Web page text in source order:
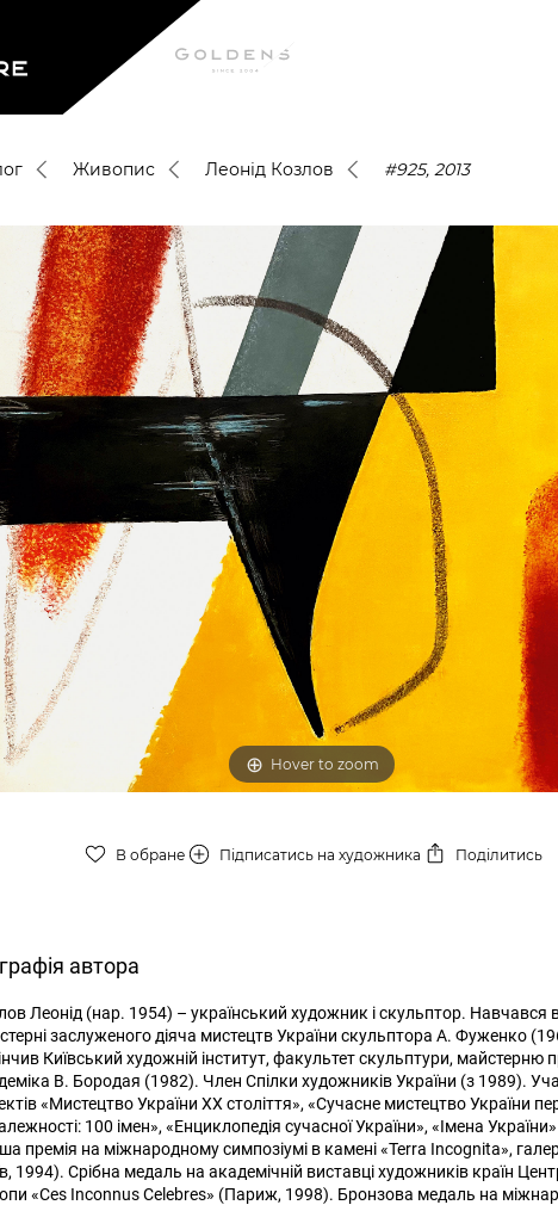
Живопис Леонід Козлов #925, 2013
Hover to zoom
В обране Підписатись на художника Поділитись
автора
Леонід (нар. 1954) – український художник і скульптор. Навчався
заслуженого діяча мистецтв України скульптора А. Фуженко
Київський художній інститут, факультет скульптури, майстерню
В. Бородая (1982). Член Спілки художників України (з 1989).
«Мистецтво України XX століття», «Сучасне мистецтво України
100 імен», «Енциклопедія сучасної України», «Імена
премія на міжнародному симпозіумі в камені «Terra Incognita»,
1994). Срібна медаль на академічній виставці художників країн
«Ces Inconnus Celebres» (Париж, 1998). Бронзова медаль на